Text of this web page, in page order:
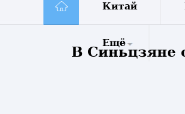
Китай
Ещё
В Синьцзяне